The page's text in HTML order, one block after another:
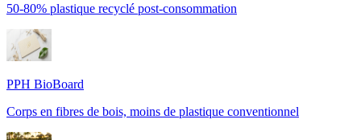
50-80% plastique recyclé post-consommation
PPH BioBoard
Corps en fibres de bois, moins de plastique conventionnel